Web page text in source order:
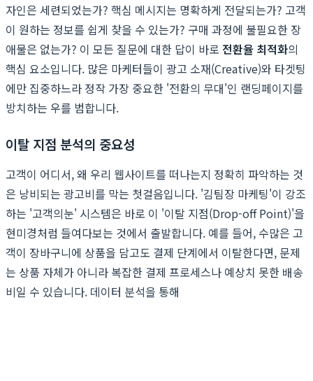
자인은 세련되었는가? 핵심 메시지는 명확하게 전달되는가? 고객
이 원하는 정보를 쉽게 찾을 수 있는가? 구매 과정에 불필요한 장
애물은 없는가? 이 모든 질문에 대한 답이 바로 전환율 최적화의
핵심 요소입니다. 많은 마케터들이 광고 소재(Creative)와 타겟팅
에만 집중하느라 정작 가장 중요한 '전환의 무대'인 랜딩페이지를
방치하는 우를 범합니다.
이탈 지점 분석의 중요성
고객이 어디서, 왜 우리 웹사이트를 떠나는지 정확히 파악하는 것
은 낭비되는 광고비를 막는 첫걸음입니다. '김팀장 마케팅'이 강조
하는 '고객의눈' 시스템은 바로 이 '이탈 지점(Drop-off Point)'을
현미경처럼 들여다보는 것에서 출발합니다. 예를 들어, 수많은 고
객이 장바구니에 상품을 담고도 결제 단계에서 이탈한다면, 문제
는 상품 자체가 아니라 복잡한 결제 프로세스나 예상치 못한 배송
비일 수 있습니다. 데이터 분석을 통해